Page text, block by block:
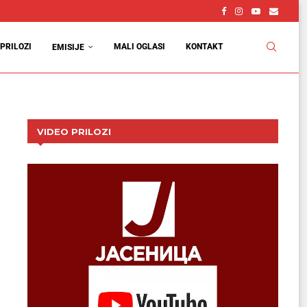
PRILOZI EMISIJE MALI OGLASI KONTAKT
VIDEO PRILOZI